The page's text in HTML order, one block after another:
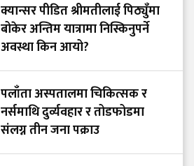
क्यान्सर पीडित श्रीमतीलाई पिठ्युँमा
बोकेर अन्तिम यात्रामा निस्किनुपर्ने
अवस्था किन आयो?
पलाँता अस्पतालमा चिकित्सक र
नर्समाथि दुर्व्यवहार र तोडफोडमा
संलग्न तीन जना पक्राउ